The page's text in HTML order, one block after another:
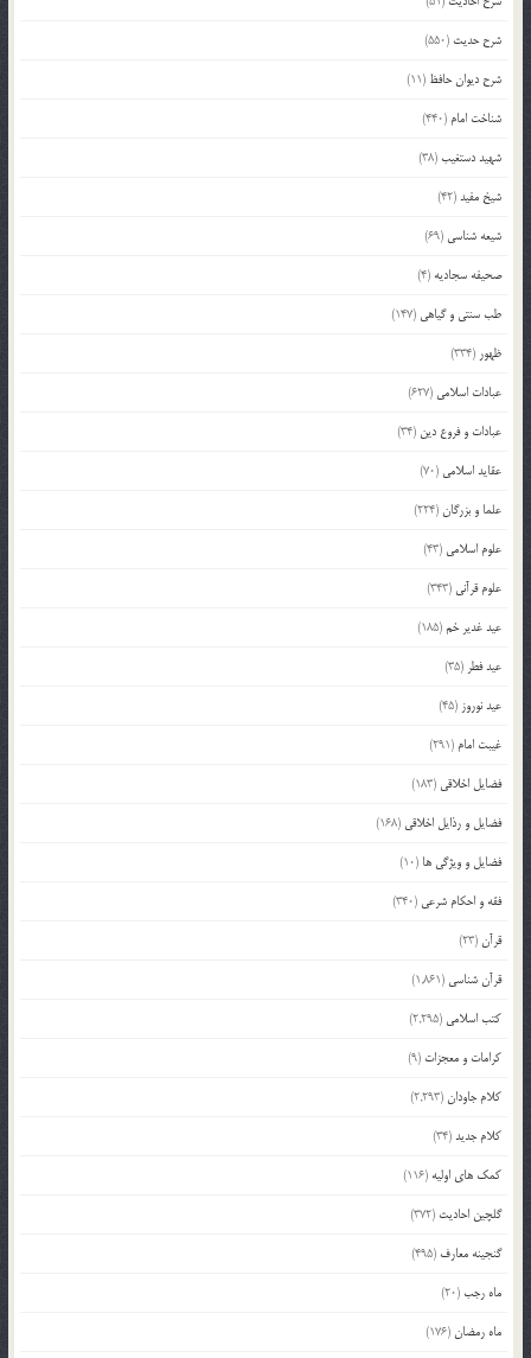
شرح حدیث (550)
شرح دیوان حافظ (11)
شناخت امام (440)
شهید دستغیب(38)
شیخ مفید(42)
شیعه شناسی (69)
صحیفه سجادیه (4)
طب سنتی و گیاهی (147)
ظهور (334)
عبادات اسلامی (627)
عبادات و فروع دین (34)
عقاید اسلامی (70)
علما و بزرگان(224)
علوم اسلامی (43)
علوم قرآنی (343)
عید غدیر خم(185)
عید فطر (35)
عید نوروز (45)
غیبت امام (291)
فضایل اخلاقی (183)
فضایل و رذایل اخلاقی (168)
فضایل و ویژگی ها (10)
فقه و احکام شرعی (340)
قرآن(23)
قرآن شناسی (1,861)
کتب اسلامی (2,295)
کرامات و معجزات (9)
کلام جاودان(2,293)
کلام جدید(34)
کمک های اولیه (116)
گلچین احادیث (372)
گنجینه معارف (495)
ماه رجب(20)
ماه رمضان(176)